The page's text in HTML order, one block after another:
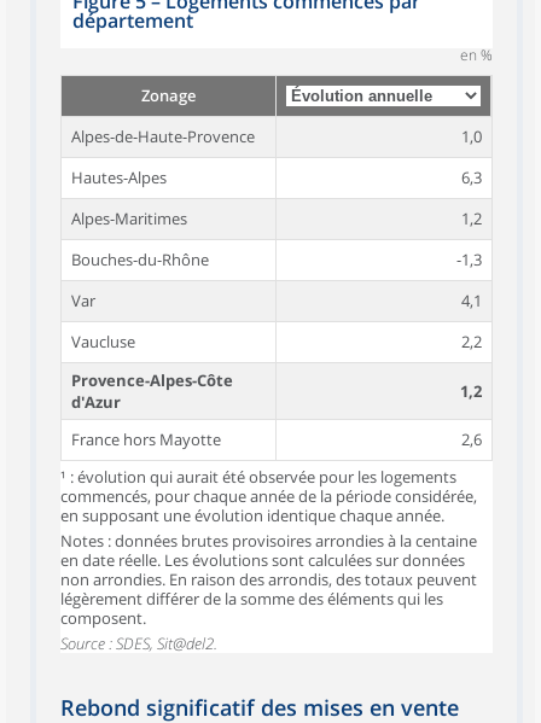
département
en %
Zonage
Alpes-de-Haute-Provence
1,0
Hautes-Alpes
6,3
Alpes-Maritimes
1,2
Bouches-du-Rhône
-1,3
Var
4,1
Vaucluse
2,2
Provence-Alpes-Côte
d'Azur
1,2
France hors Mayotte
2,6
¹ : évolution qui aurait été observée pour les logements
commencés, pour chaque année de la période considérée,
en supposant une évolution identique chaque année.
Notes : données brutes provisoires arrondies à la centaine
en date réelle. Les évolutions sont calculées sur données
non arrondies. En raison des arrondis, des totaux peuvent
légèrement différer de la somme des éléments qui les
composent.
Source : SDES, Sit@del2.
Rebond significatif des mises en vente